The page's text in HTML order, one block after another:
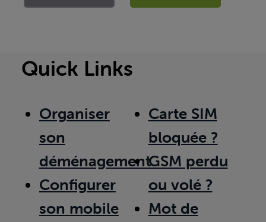
Quick Links
Organiser
son
déménagement
Configurer
son mobile
Carte SIM
bloquée ?
GSM perdu
ou volé ?
Mot de